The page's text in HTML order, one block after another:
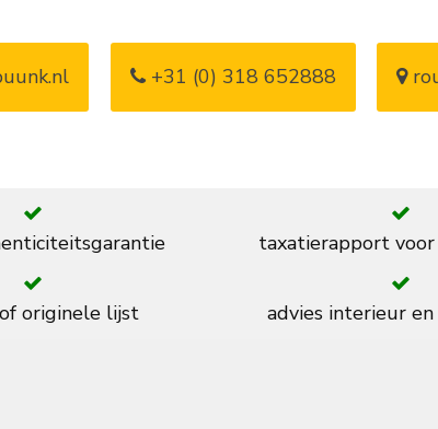
+31 (0) 318 652888
taxatierapport
originele lijst advies interieur